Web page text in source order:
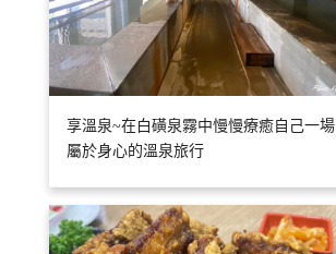
享溫泉~在白磺泉霧中慢慢療癒自己一場
屬於身心的溫泉旅行